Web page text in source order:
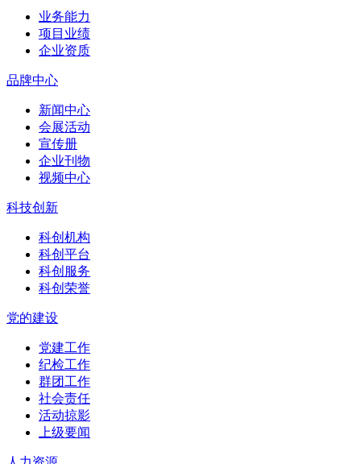
业务能力
项目业绩
企业资质
品牌中心
新闻中心
会展活动
宣传册
企业刊物
视频中心
科技创新
科创机构
科创平台
科创服务
科创荣誉
党的建设
党建工作
纪检工作
群团工作
社会责任
活动掠影
上级要闻